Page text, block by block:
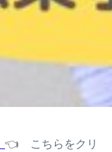
👈 こちらをクリ